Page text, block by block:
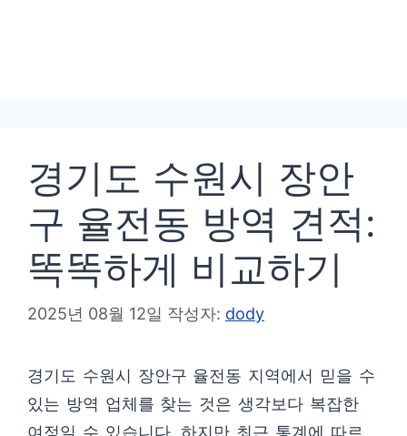
경기도 수원시 장안
구 율전동 방역 견적:
똑똑하게 비교하기
2025년 08월 12일 작성자: dody
경기도 수원시 장안구 율전동 지역에서 믿을 수
있는 방역 업체를 찾는 것은 생각보다 복잡한
여정일 수 있습니다. 하지만 최근 통계에 따르